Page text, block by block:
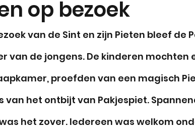
op bezoek
van de Sint en zijn Pieten bleef de
van de jongens. De kinderen mochten
proefden van een magisch
van het ontbijt van Pakjespiet.
het zover. Iedereen was welkom